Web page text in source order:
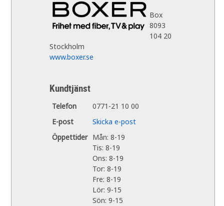
Box
8093
104 20
Stockholm
www.boxer.se
Kundtjänst
Telefon
0771-21 10 00
E-post
Skicka e-post
Öppettider Mån: 8-19
Tis: 8-19
Ons: 8-19
Tor: 8-19
Fre: 8-19
Lör: 9-15
Sön: 9-15